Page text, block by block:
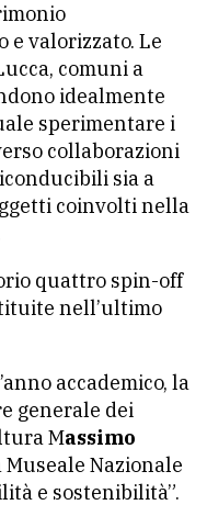
e valorizzato. Le
comuni a
idealmente
sperimentare i
collaborazioni
sia a
coinvolti nella
quattro spin-off
nell’ultimo
accademico, la
generale dei
Massimo
Nazionale
e sostenibilità”.